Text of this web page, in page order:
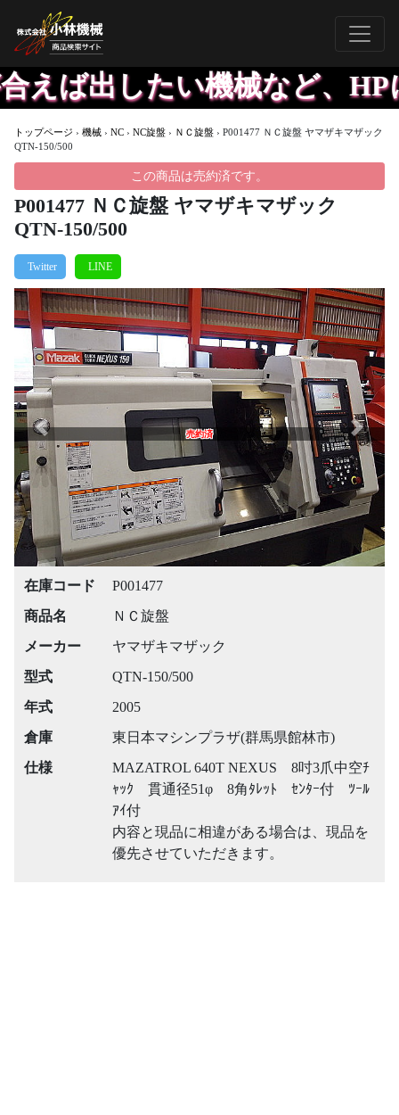
たい機械など、HPに載
トップページ › 機械 › NC › NC旋盤 › ＮＣ旋盤 › P001477 ＮＣ旋盤 ヤマザキマザック
QTN-150/500
この商品は売約済です。
P001477 ＮＣ旋盤 ヤマザキマザック
QTN-150/500
売約済
Previous Next
在庫コード
P001477
商品名
ＮＣ旋盤
メーカー
ヤマザキマザック
型式
QTN-150/500
年式
2005
倉庫
東日本マシンプラザ(群馬県館林市)
仕様
MAZATROL 640T NEXUS 8吋3爪中空ﾁ
ｬｯｸ 貫通径51φ 8角ﾀﾚｯﾄ ｾﾝﾀｰ付 ﾂｰﾙ
ｱｲ付
内容と現品に相違がある場合は、現品を
優先させていただきます。